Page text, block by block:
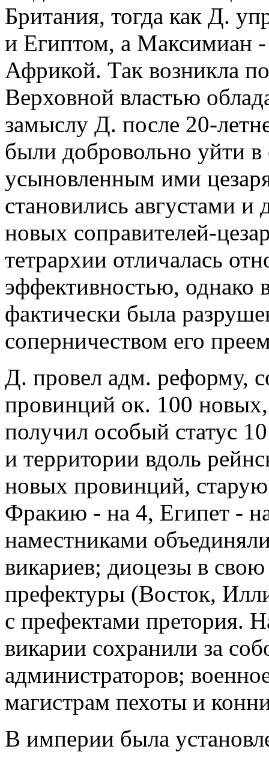
Британия, тогда как Д.
и Египтом, а Максимиан
Африкой. Так возникла
Верховной властью
замыслу Д. после 20-
были добровольно уйти в
усыновленным ими
становились августами
новых соправителей-
тетрархии отличалась
эффективностью, однако
фактически была
соперничеством его
Д. провел адм. реформу,
провинций ок. 100
получил особый статус
и территории вдоль
новых провинций,
Фракию - на 4, Египет -
наместниками
викариев; диоцезы в
префектуры (Восток,
с префектами претория.
викарии сохранили за
администраторов;
магистрам пехоты и
В империи была